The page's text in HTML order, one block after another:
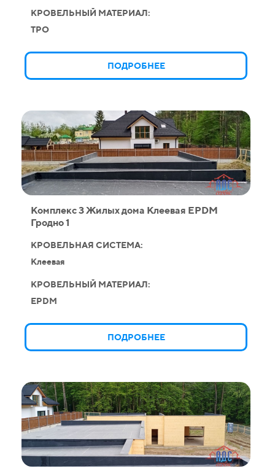
КРОВЕЛЬНЫЙ МАТЕРИАЛ:
TPO
ПОДРОБНЕЕ
Комплекс 3 Жилых дома Клеевая EPDM
Гродно 1
КРОВЕЛЬНАЯ СИСТЕМА:
Клеевая
КРОВЕЛЬНЫЙ МАТЕРИАЛ:
EPDM
ПОДРОБНЕЕ